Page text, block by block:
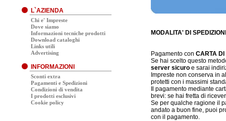
L`AZIENDA
Chi e' Impreste
Dove siamo
Informazioni tecniche prodotti
Download cataloghi
Links utili
Advertising
INFORMAZIONI
Sconti extra
Pagamenti e Spedizioni
Condizioni di vendita
I prodotti esclusivi
Cookie policy
MODALITA' DI
Pagamento con CARTA DI
Se hai scelto questo
server sicuro e sarai
Impreste non conserva in
protetti con i massimi
Il pagamento mediante
brevi: se hai fretta di
Se per qualche ragione il
andato a buon fine, puoi
con il pagamento.